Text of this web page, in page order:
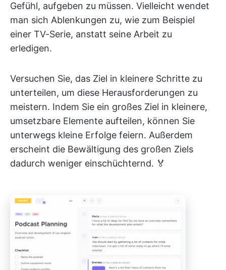
Gefühl, aufgeben zu müssen. Vielleicht wendet
man sich Ablenkungen zu, wie zum Beispiel
einer TV-Serie, anstatt seine Arbeit zu
erledigen.
Versuchen Sie, das Ziel in kleinere Schritte zu
unterteilen, um diese Herausforderungen zu
meistern. Indem Sie ein großes Ziel in kleinere,
umsetzbare Elemente aufteilen, können Sie
unterwegs kleine Erfolge feiern. Außerdem
erscheint die Bewältigung des großen Ziels
dadurch weniger einschüchternd. 🏅